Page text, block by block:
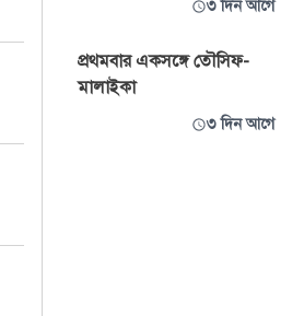
৩ দিন আগে
প্রথমবার একসঙ্গে তৌসিফ-
মালাইকা
৩ দিন আগে